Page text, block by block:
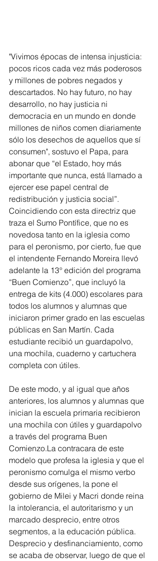
"Vivimos épocas de intensa injusticia:
pocos ricos cada vez más poderosos
y millones de pobres negados y
descartados. No hay futuro, no hay
desarrollo, no hay justicia ni
democracia en un mundo en donde
millones de niños comen diariamente
sólo los desechos de aquellos que sí
consumen", sostuvo el Papa, para
abonar que “el Estado, hoy más
importante que nunca, está llamado a
ejercer ese papel central de
redistribución y justicia social”.
Coincidiendo con esta directriz que
traza el Sumo Pontífice, que no es
novedosa tanto en la iglesia como
para el peronismo, por cierto, fue que
el intendente Fernando Moreira llevó
adelante la 13° edición del programa
“Buen Comienzo”, que incluyó la
entrega de kits (4.000) escolares para
todos los alumnos y alumnas que
iniciaron primer grado en las escuelas
públicas en San Martín. Cada
estudiante recibió un guardapolvo,
una mochila, cuaderno y cartuchera
completa con útiles.
De este modo, y al igual que años
anteriores, los alumnos y alumnas que
inician la escuela primaria recibieron
una mochila con útiles y guardapolvo
a través del programa Buen
Comienzo.La contracara de este
modelo que profesa la iglesia y que el
peronismo comulga el mismo verbo
desde sus orígenes, la pone el
gobierno de Milei y Macri donde reina
la intolerancia, el autoritarismo y un
marcado desprecio, entre otros
segmentos, a la educación pública.
Desprecio y desfinanciamiento, como
se acaba de observar, luego de que el